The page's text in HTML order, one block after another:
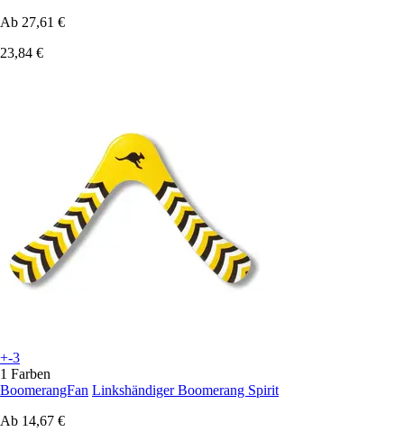
Ab 27,61 €
23,84 €
+-3
1 Farben
BoomerangFan Linkshändiger Boomerang Spirit
Ab 14,67 €